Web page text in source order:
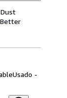
Usado -